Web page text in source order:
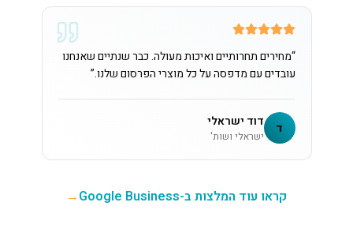
“מחירים תחרותיים ואיכות מעולה. כבר שנתיים שאנחנו
עובדים עם מדפסה על כל מוצרי הפרסום שלנו.”
ד דוד ישראלי
ישראלי ושות'
קראו עוד המלצות ב-Google Business →